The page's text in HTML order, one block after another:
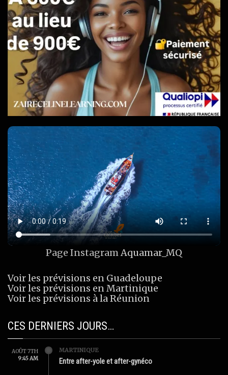
Page InstagramAquamar_MQ
Voir les prévisions en Guadeloupe
Voir les prévisions en Martinique
Voir les prévisions à la Réunion
CES DERNIERS JOURS…
AOÛT 7TH
9:45 AM
MARTINIQUE
Entre after-yole et after-gynéco